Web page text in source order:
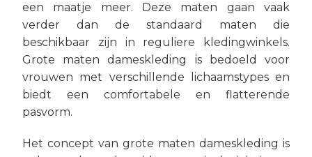
een maatje meer. Deze maten gaan vaak
verder dan de standaard maten die
beschikbaar zijn in reguliere kledingwinkels.
Grote maten dameskleding is bedoeld voor
vrouwen met verschillende lichaamstypes en
biedt een comfortabele en flatterende
pasvorm.
Het concept van grote maten dameskleding is